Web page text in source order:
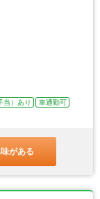
当）あり
車通勤可
がある